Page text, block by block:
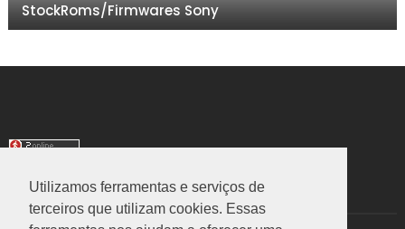
Utilizamos ferramentas e serviços de
terceiros que utilizam cookies. Essas
StockRoms/Firmwares Sony
TRANSLATE